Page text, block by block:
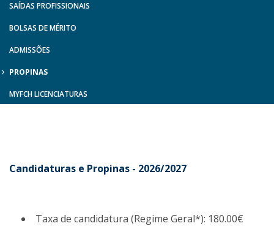
SAÍDAS PROFISSIONAIS
BOLSAS DE MÉRITO
ADMISSÕES
PROPINAS
MYFCH LICENCIATURAS
Candidaturas e Propinas - 2026/2027
Taxa de candidatura (Regime Geral*): 180.00€